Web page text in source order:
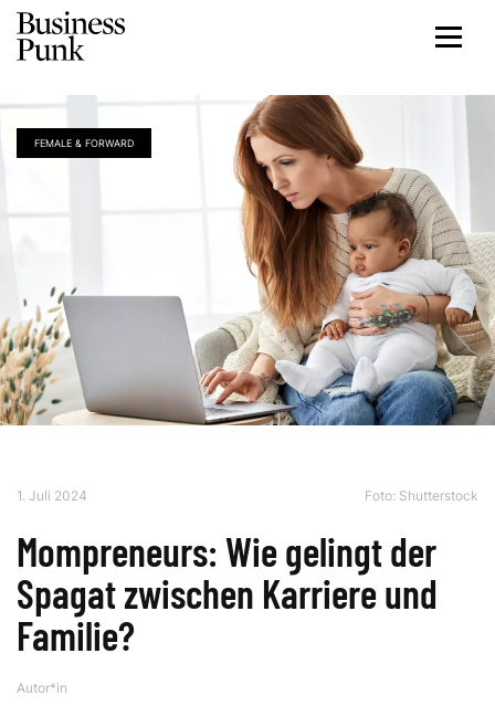
FEMALE & FORWARD
1. Juli 2024 Foto: Shutterstock
Mompreneurs: Wie gelingt der
Spagat zwischen Karriere und
Familie?
Autor*in